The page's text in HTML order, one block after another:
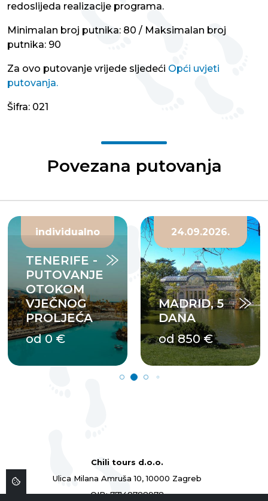
redoslijeda realizacije programa.
Minimalan broj putnika: 80 / Maksimalan broj
putnika: 90
Za ovo putovanje vrijede sljedeći Opći uvjeti
putovanja.
Šifra: 021
Povezana putovanja
individualno
TENERIFE -
PUTOVANJE
OTOKOM
VJEČNOG
PROLJEĆA
od 0 €
24.09.2026.
MADRID, 5
DANA
od 850 €
Chili tours d.o.o.
Ulica Milana Amruša 10, 10000 Zagreb
OIB: 77148788978